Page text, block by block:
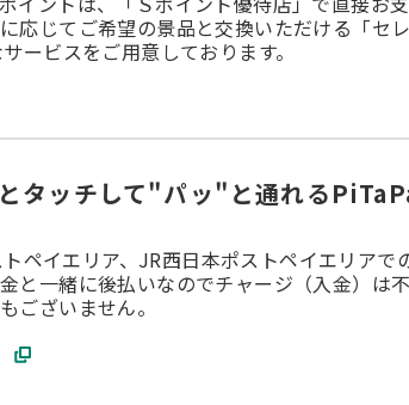
ングのご利用はできません。
交通ご利用枠まで交通利用はできます。）
ングはご利用いただけません。
利用枠の範囲内で、弊社が指定します。
範囲内でキャッシングリボ・海外キャッシュサー
とわりする場合がございます。
応じてご希望の景品と交換いただける「セ
ービスをご用意しております。
タッチして"パッ"と通れるPiTaPa
ペイエリア、JR西日本ポストペイエリアで
と一緒に後払いなのでチャージ（入金）は
ございません。